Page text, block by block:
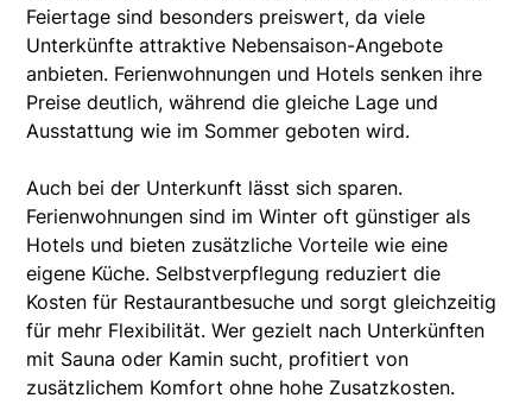
Feiertage sind besonders preiswert, da viele
Unterkünfte attraktive Nebensaison-Angebote
anbieten. Ferienwohnungen und Hotels senken ihre
Preise deutlich, während die gleiche Lage und
Ausstattung wie im Sommer geboten wird.
Auch bei der Unterkunft lässt sich sparen.
Ferienwohnungen sind im Winter oft günstiger als
Hotels und bieten zusätzliche Vorteile wie eine
eigene Küche. Selbstverpflegung reduziert die
Kosten für Restaurantbesuche und sorgt gleichzeitig
für mehr Flexibilität. Wer gezielt nach Unterkünften
mit Sauna oder Kamin sucht, profitiert von
zusätzlichem Komfort ohne hohe Zusatzkosten.